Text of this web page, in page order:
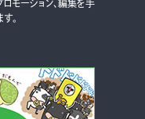
モーション、編集を手
。